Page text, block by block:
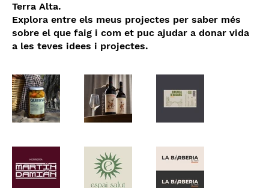
Terra Alta.
Explora entre els meus projectes per saber més
sobre el que faig i com et puc ajudar a donar vida
a les teves idees i projectes.